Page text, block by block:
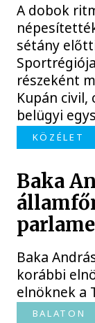
A dobok
sétány
részeként
Kupán civil,
belügyi
KÖZÉLET
Baka
Baka
korábbi
elnöknek a
BALATON